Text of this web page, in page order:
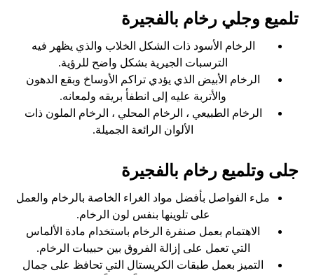
تلميع وجلي رخام بالفجيرة
الرخام الأسود ذات الشكل الخلاب والذي يظهر فيه
الترسبات الجيرية بشكل واضح للرؤية.
الرخام الأبيض الذي يؤدي تراكم الأوساخ وبقع الدهون
والأتربة عليه إلى انطفأ بريقه ولمعانه.
الرخام الطبيعي ، الرخام المحلي ، الرخام الملون ذات
الألوان الرائعة الجميلة.
جلى وتلميع رخام بالفجيرة
ملء الفواصل بأفضل مواد الغراء الخاصة بالرخام والعمل
على تلوينها بنفس لون الرخام.
الاهتمام بعمل صنفرة الرخام باستخدام مادة الألماس
التي تعمل على إزالة الفروق بين حبيبات الرخام.
التميز بعمل طبقات الكريستال التي تحافظ على جمال